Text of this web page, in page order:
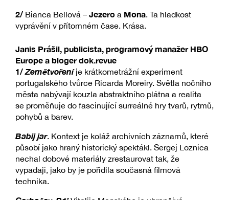
2/ Bianca Bellová – Jezero a Mona. Ta hladkost
vyprávění v přítomném čase. Krása.
Janis Prášil, publicista, programový manažer HBO
Europe a bloger dok.revue
1/Zemětvořeníje krátkometrážní experiment
portugalského tvůrce Ricarda Moreiry. Světla nočního
města nabývají kouzla abstraktního plátna a realita
se proměňuje do fascinující surreálné hry tvarů, rytmů,
pohybů a barev.
Babij jar. Kontext je koláž archivních záznamů, které
působí jako hraný historický spektákl. Sergej Loznica
nechal dobové materiály zrestaurovat tak, že
vypadají, jako by je pořídila současná filmová
technika.